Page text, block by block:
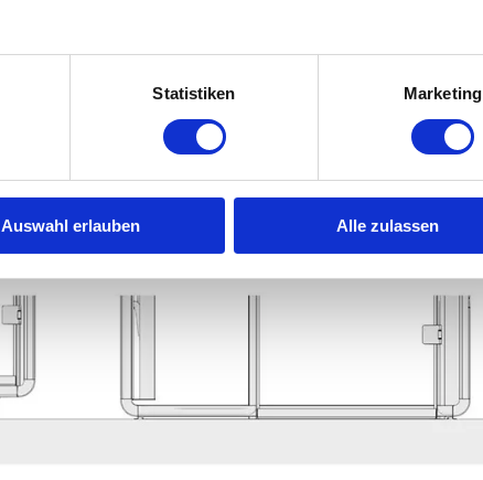
Statistiken Marketing
Auswahl erlauben Alle zulassen